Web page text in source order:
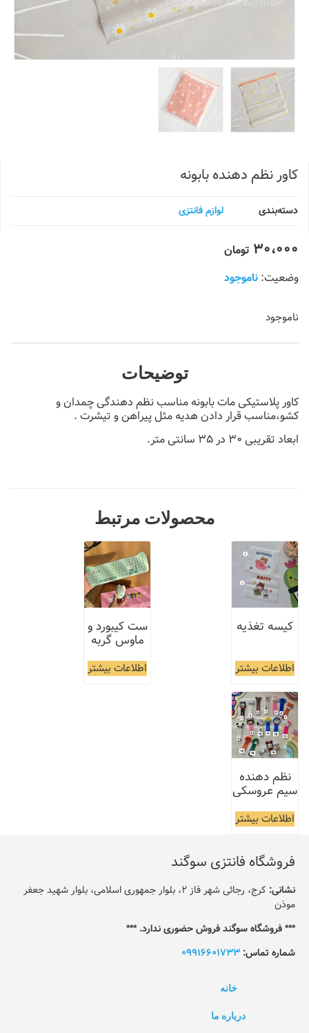
کاور نظم دهنده بابونه
دسته‌بندی لوازم فانتزی
30،000 تومان
ناموجود
ناموجود
توضیحات
کاور پلاستیکی مات بابونه مناسب نظم دهندگی چمدان و
کشو،مناسب قرار دادن هدیه مثل پیراهن و تیشرت .
ابعاد تقریبی ۳۰ در ۳۵ سانتی متر.
محصولات مرتبط
کیسه تغذیه
اطلاعات بیشتر
ست کیبورد و
ماوس گربه
اطلاعات بیشتر
نظم دهنده
سیم عروسکی
اطلاعات بیشتر
فروشگاه فانتزی سوگند
نشانی:
کرج، رجائی شهر فاز 2، بلوار جمهوری اسلامی، بلوار شهید جعفر
موذن
*** فروشگاه سوگند فروش حضوری ندارد. ***
شماره تماس: 09916601733
خانه
درباره ما